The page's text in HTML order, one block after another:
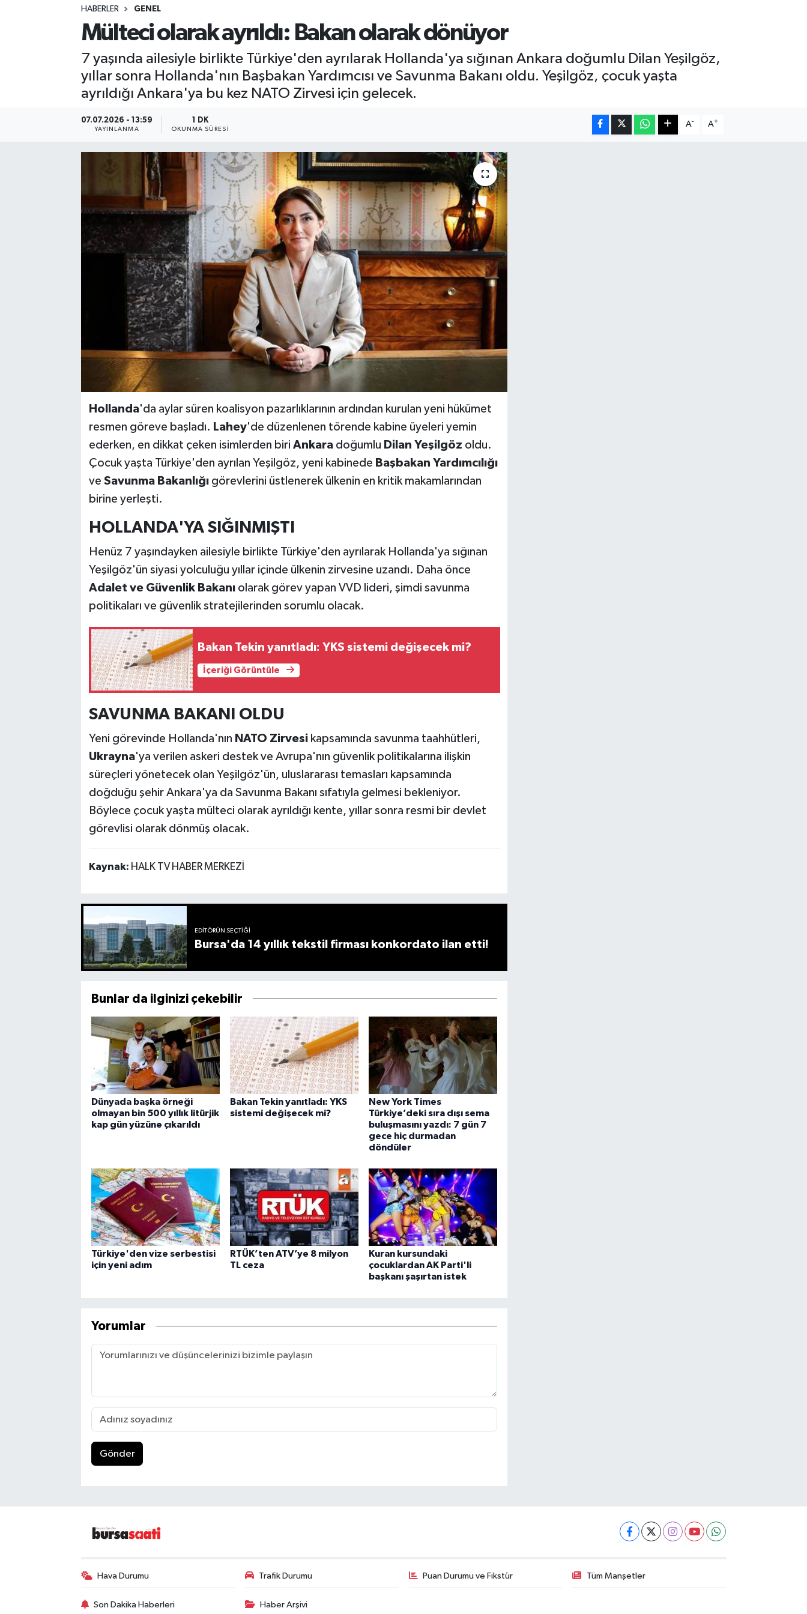
HABERLER GENEL
Mülteci olarak ayrıldı: Bakan olarak dönüyor
7 yaşında ailesiyle birlikte Türkiye'den ayrılarak Hollanda'ya sığınan Ankara doğumlu Dilan Yeşilgöz,
yıllar sonra Hollanda'nın Başbakan Yardımcısı ve Savunma Bakanı oldu. Yeşilgöz, çocuk yaşta
ayrıldığı Ankara'ya bu kez NATO Zirvesi için gelecek.
07.07.2026 - 13:59
YAYINLANMA
1 DK
OKUNMA SÜRESI
A- A+
Hollanda'da aylar süren koalisyon pazarlıklarının ardından kurulan yeni hükümet
resmen göreve başladı. Lahey'de düzenlenen törende kabine üyeleri yemin
ederken, en dikkat çeken isimlerden biri Ankaradoğumlu Dilan Yeşilgöz oldu.
Çocuk yaşta Türkiye'den ayrılan Yeşilgöz, yeni kabinede Başbakan Yardımcılığı
ve Savunma Bakanlığıgörevlerini üstlenerek ülkenin en kritik makamlarından
birine yerleşti.
HOLLANDA'YA SIĞINMIŞTI
Henüz 7 yaşındayken ailesiyle birlikte Türkiye'den ayrılarak Hollanda'ya sığınan
Yeşilgöz'ün siyasi yolculuğu yıllar içinde ülkenin zirvesine uzandı. Daha önce
Adalet ve Güvenlik Bakanıolarak görev yapan VVD lideri, şimdi savunma
politikaları ve güvenlik stratejilerinden sorumlu olacak.
Bakan Tekin yanıtladı: YKS sistemi değişecek mi?
İçeriği Görüntüle
SAVUNMA BAKANI OLDU
Yeni görevinde Hollanda'nın NATO Zirvesikapsamında savunma taahhütleri,
Ukrayna'ya verilen askeri destek ve Avrupa'nın güvenlik politikalarına ilişkin
süreçleri yönetecek olan Yeşilgöz'ün, uluslararası temasları kapsamında
doğduğu şehir Ankara'ya da Savunma Bakanı sıfatıyla gelmesi bekleniyor.
Böylece çocuk yaşta mülteci olarak ayrıldığı kente, yıllar sonra resmi bir devlet
görevlisi olarak dönmüş olacak.
Kaynak: HALK TV HABER MERKEZİ
EDITÖRÜN SEÇTIĞI
Bursa'da 14 yıllık tekstil firması konkordato ilan etti!
Bunlar da ilginizi çekebilir
Dünyada başka örneği
olmayan bin 500 yıllık litürjik
kap gün yüzüne çıkarıldı
Bakan Tekin yanıtladı: YKS
sistemi değişecek mi?
New York Times
Türkiye’deki sıra dışı sema
buluşmasını yazdı: 7 gün 7
gece hiç durmadan
döndüler
Türkiye'den vize serbestisi
için yeni adım
RTÜK’ten ATV’ye 8 milyon
TL ceza
Kuran kursundaki
çocuklardan AK Parti'li
başkanı şaşırtan istek
Yorumlar
Gönder
Hava Durumu Trafik Durumu Puan Durumu ve Fikstür Tüm Manşetler
Son Dakika Haberleri Haber Arşivi